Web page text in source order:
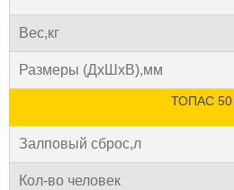
Вес,кг
Размеры (ДхШхВ),мм
ТОПАС 50
Залповый сброс,л
Кол-во человек